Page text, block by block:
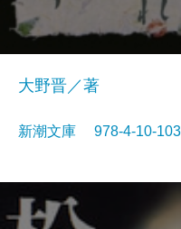
大野晋／著
新潮文庫 978-4-10-